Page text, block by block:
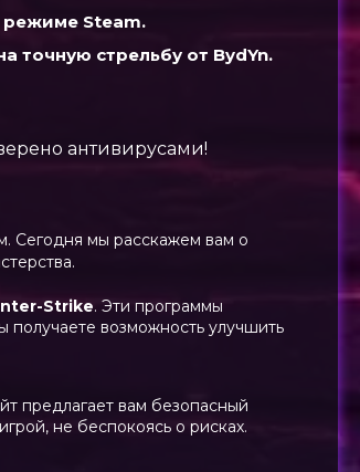
режиме Steam.
точную стрельбу от BydYn.
Сегодня мы расскажем вам о
Strike. Эти программы
получаете возможность улучшить
предлагает вам безопасный
не беспокоясь о рисках.